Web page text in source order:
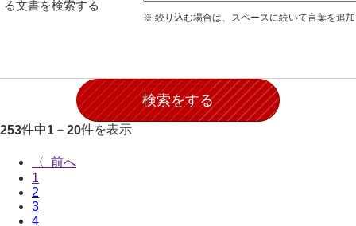
岩崎家文書（鹿野町）
岩見博幸収集史料
る文書を検索する
※ 絞り込む場合は、スペースに続いて言葉を追
253件中1 － 20件を表示
〈
1
2
3
4